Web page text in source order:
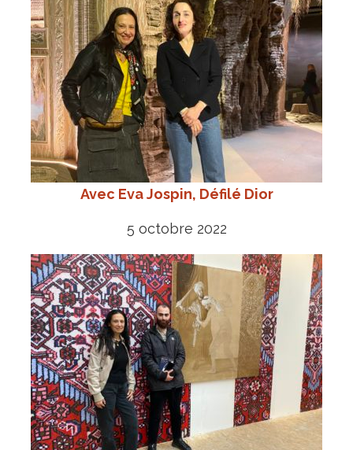
Avec Eva Jospin, Défilé Dior
5 octobre 2022